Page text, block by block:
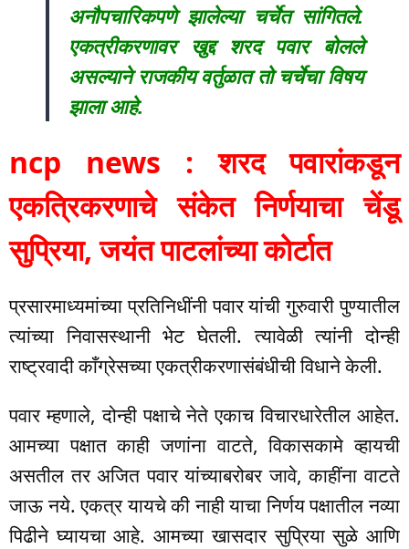
अनौपचारिकपणे झालेल्या चर्चेत सांगितले.
एकत्रीकरणावर खुद्द शरद पवार बोलले
असल्याने राजकीय वर्तुळात तो चर्चेचा विषय
झाला आहे.
ncp news : शरद पवारांकडून
एकत्रिकरणाचे संकेत निर्णयाचा चेंडू
सुप्रिया, जयंत पाटलांच्या कोर्टात
प्रसारमाध्यमांच्या प्रतिनिधींनी पवार यांची गुरुवारी पुण्यातील
त्यांच्या निवासस्थानी भेट घेतली. त्यावेळी त्यांनी दोन्ही
राष्ट्रवादी काँग्रेसच्या एकत्रीकरणासंबंधीची विधाने केली.
पवार म्हणाले, दोन्ही पक्षाचे नेते एकाच विचारधारेतील आहेत.
आमच्या पक्षात काही जणांना वाटते, विकासकामे व्हायची
असतील तर अजित पवार यांच्याबरोबर जावे, काहींना वाटते
जाऊ नये. एकत्र यायचे की नाही याचा निर्णय पक्षातील नव्या
पिढीने घ्यायचा आहे. आमच्या खासदार सुप्रिया सुळे आणि